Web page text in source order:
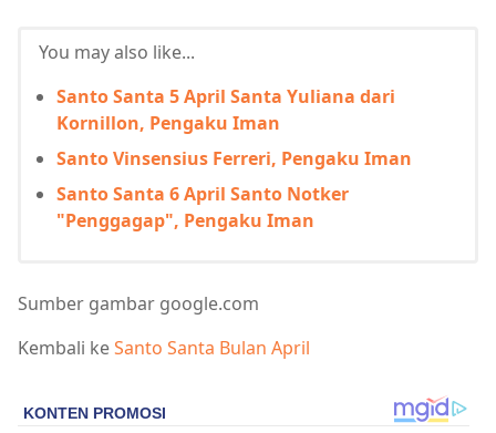
You may also like...
Santo Santa 5 April Santa Yuliana dari
Kornillon, Pengaku Iman
Santo Vinsensius Ferreri, Pengaku Iman
Santo Santa 6 April Santo Notker
"Penggagap", Pengaku Iman
Sumber gambar google.com
Kembali keSanto Santa Bulan April